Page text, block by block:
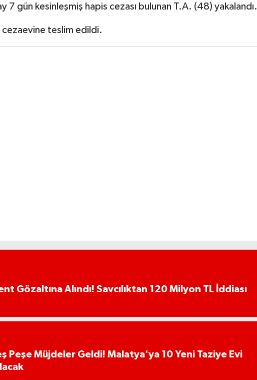
7 gün kesinleşmiş hapis cezası bulunan T.A. (48) yakalandı.
cezaevine teslim edildi.
Gözaltına Alındı! Savcılıktan 120 Milyon TL İddiası
Peşe Müjdeler Geldi! Malatya'ya 10 Yeni Taziye Evi